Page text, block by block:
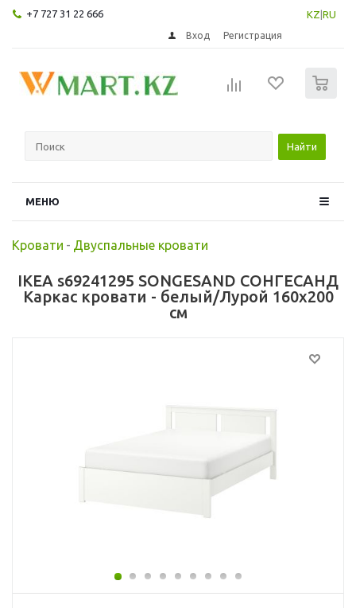
+7 727 31 22 666 KZ RU
Вход Регистрация
Найти
МЕНЮ
Кровати - Двуспальные кровати
IKEA s69241295 SONGESAND СОНГЕСАНД
Каркас кровати - белый/Лурой 160x200
см